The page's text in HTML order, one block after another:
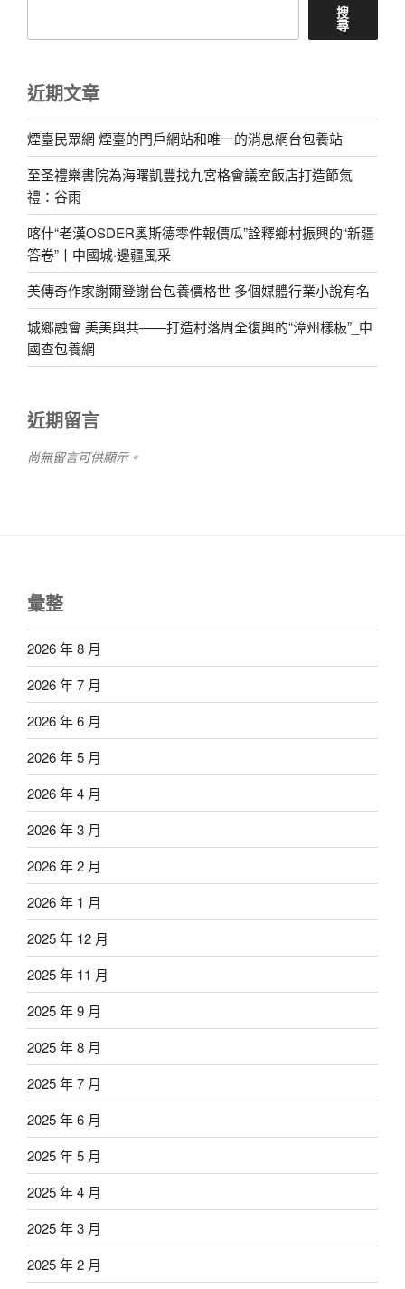
搜
尋
近期文章
煙臺民眾網 煙臺的門戶網站和唯一的消息網台包養站
至圣禮樂書院為海曙凱豐找九宮格會議室飯店打造節氣
禮：谷雨
喀什“老漢OSDER奧斯德零件報價瓜”詮釋鄉村振興的“新疆
答卷”丨中國城·邊疆風采
美傳奇作家謝爾登謝台包養價格世 多個媒體行業小說有名
城鄉融會 美美與共——打造村落周全復興的“漳州樣板”_中
國查包養網
近期留言
尚無留言可供顯示。
彙整
2026 年 8 月
2026 年 7 月
2026 年 6 月
2026 年 5 月
2026 年 4 月
2026 年 3 月
2026 年 2 月
2026 年 1 月
2025 年 12 月
2025 年 11 月
2025 年 9 月
2025 年 8 月
2025 年 7 月
2025 年 6 月
2025 年 5 月
2025 年 4 月
2025 年 3 月
2025 年 2 月